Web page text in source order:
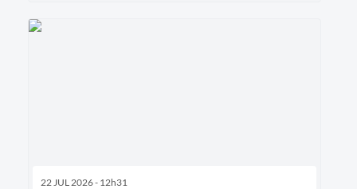
22 JUL 2026 - 12h31